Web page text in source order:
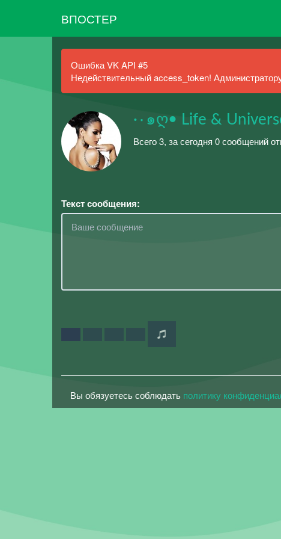
ВПОСТЕР
Ошибка VK API #5
Недействительный access_token!
Всего 3, за сегодня 0 сообщений
Текст сообщения:
Вы обязуетесь соблюдать политику